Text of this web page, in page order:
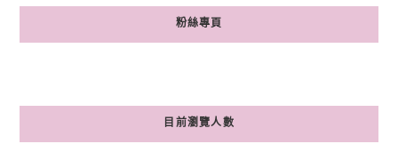
粉絲專頁
目前瀏覽人數